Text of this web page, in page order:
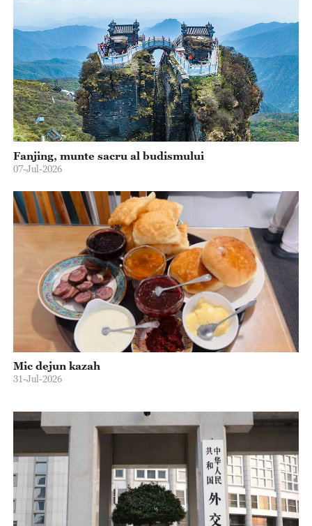
Fanjing, munte sacru al budismului
07-Jul-2026
Mic dejun kazah
31-Jul-2026